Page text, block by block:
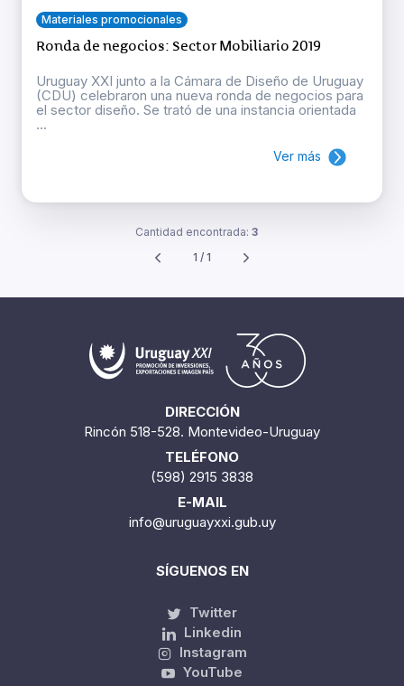
Materiales promocionales
Ronda de negocios: Sector Mobiliario 2019
Uruguay XXI junto a la Cámara de Diseño de Uruguay
(CDU) celebraron una nueva ronda de negocios para
el sector diseño. Se trató de una instancia orientada
...
Ver más
Cantidad encontrada: 3
1 / 1
DIRECCIÓN
Rincón 518-528. Montevideo-Uruguay
TELÉFONO
(598) 2915 3838
E-MAIL
info@uruguayxxi.gub.uy
SÍGUENOS EN
Twitter
Linkedin
Instagram
YouTube